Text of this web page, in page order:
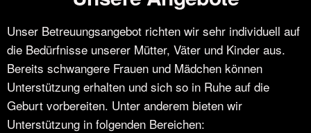
Unser Betreuungsangebot richten wir sehr individuell auf
die Bedürfnisse unserer Mütter, Väter und Kinder aus.
Bereits schwangere Frauen und Mädchen können
Unterstützung erhalten und sich so in Ruhe auf die
Geburt vorbereiten. Unter anderem bieten wir
Unterstützung in folgenden Bereichen: